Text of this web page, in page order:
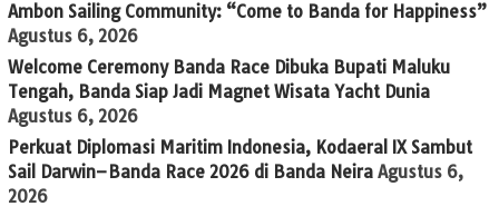
Ambon Sailing Community: “Come to Banda for Happiness”
Agustus 6, 2026
Welcome Ceremony Banda Race Dibuka Bupati Maluku
Tengah, Banda Siap Jadi Magnet Wisata Yacht Dunia
Agustus 6, 2026
Perkuat Diplomasi Maritim Indonesia, Kodaeral IX Sambut
Sail Darwin–Banda Race 2026 di Banda Neira Agustus 6,
2026